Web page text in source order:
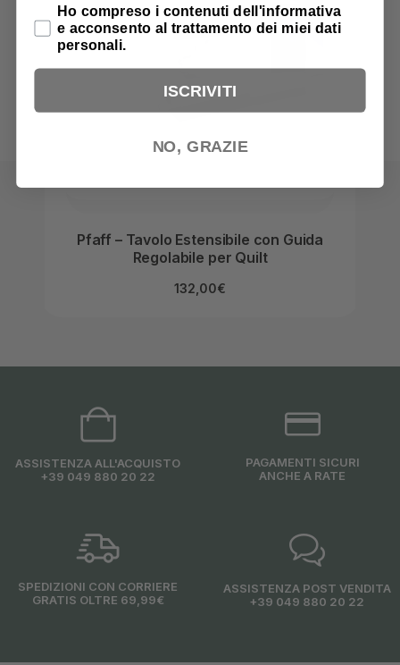
Pfaff – Tavolo Estensibile con Guida
Regolabile per Quilt
132,00€
ASSISTENZA ALL'ACQUISTO
+39 049 880 20 22
PAGAMENTI SICURI
ANCHE A RATE
SPEDIZIONI CON CORRIERE
GRATIS OLTRE 69,99€
ASSISTENZA POST VENDITA
+39 049 880 20 22
Privacy Policy
Ho compreso i contenuti dell'informativa
e acconsento al trattamento dei miei dati
personali.
ISCRIVITI
NO, GRAZIE